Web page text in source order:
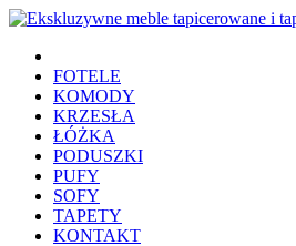
FOTELE
KOMODY
KRZESŁA
ŁÓŻKA
PODUSZKI
PUFY
SOFY
TAPETY
KONTAKT